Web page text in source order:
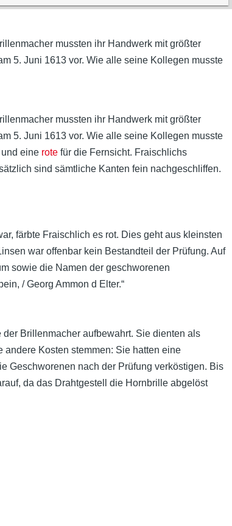
mussten ihr Handwerk mit größter
5. Juni 1613 vor. Wie alle seine Kollegen musste
mussten ihr Handwerk mit größter
5. Juni 1613 vor. Wie alle seine Kollegen musste
eine rote für die Fernsicht. Fraischlichs
sind sämtliche Kanten fein nachgeschliffen.
färbte Fraischlich es rot. Dies geht aus kleinsten
war offenbar kein Bestandteil der Prüfung. Auf
sowie die Namen der geschworenen
/ Georg Ammon d Elter.“
Brillenmacher aufbewahrt. Sie dienten als
Kosten stemmen: Sie hatten eine
Geschworenen nach der Prüfung verköstigen. Bis
da das Drahtgestell die Hornbrille abgelöst